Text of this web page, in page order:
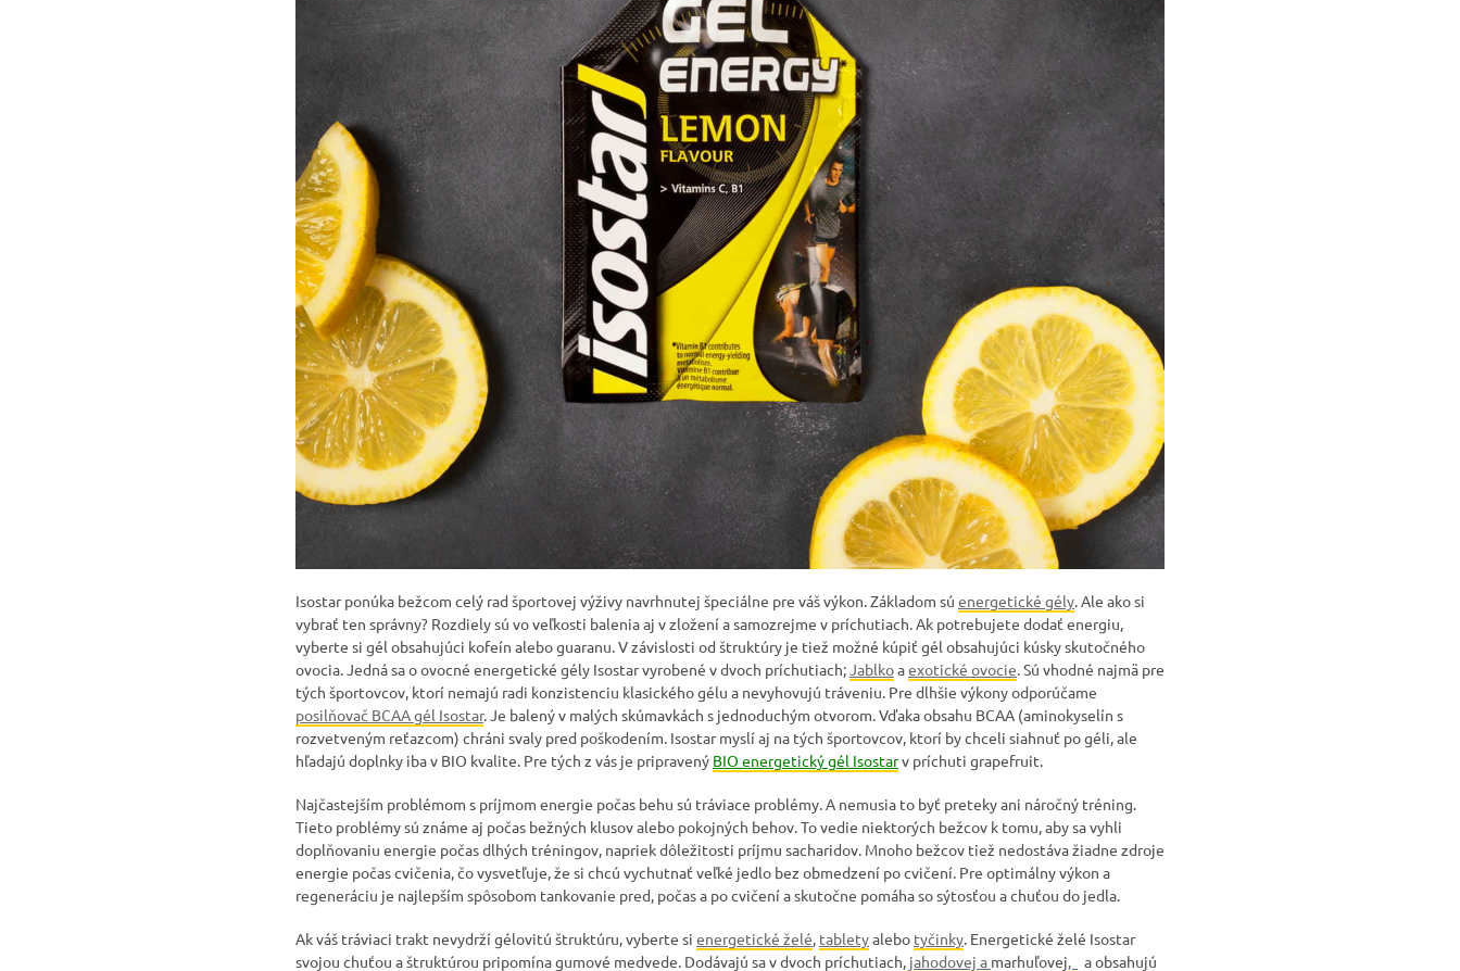
Isostar ponúka bežcom celý rad športovej výživy navrhnutej špeciálne pre váš výkon. Základom sú energetické gély . Ale ako si
vybrať ten správny? Rozdiely sú vo veľkosti balenia aj v zložení a samozrejme v príchutiach. Ak potrebujete dodať energiu,
vyberte si gél obsahujúci kofeín alebo guaranu. V závislosti od štruktúry je tiež možné kúpiť gél obsahujúci kúsky skutočného
ovocia. Jedná sa o ovocné energetické gély Isostar vyrobené v dvoch príchutiach; Jablkoaexotické ovocie . Sú vhodné najmä pre
tých športovcov, ktorí nemajú radi konzistenciu klasického gélu a nevyhovujú tráveniu. Pre dlhšie výkony odporúčame
posilňovač BCAA gél Isostar. Je balený v malých skúmavkách s jednoduchým otvorom. Vďaka obsahu BCAA (aminokyselín s
rozvetveným reťazcom) chráni svaly pred poškodením. Isostar myslí aj na tých športovcov, ktorí by chceli siahnuť po géli, ale
hľadajú doplnky iba v BIO kvalite. Pre tých z vás je pripravený BIO energetický gél Isostarv príchuti grapefruit.
Najčastejším problémom s príjmom energie počas behu sú tráviace problémy. A nemusia to byť preteky ani náročný tréning.
Tieto problémy sú známe aj počas bežných klusov alebo pokojných behov. To vedie niektorých bežcov k tomu, aby sa vyhli
doplňovaniu energie počas dlhých tréningov, napriek dôležitosti príjmu sacharidov. Mnoho bežcov tiež nedostáva žiadne zdroje
energie počas cvičenia, čo vysvetľuje, že si chcú vychutnať veľké jedlo bez obmedzení po cvičení. Pre optimálny výkon a
regeneráciu je najlepším spôsobom tankovanie pred, počas a po cvičení a skutočne pomáha so sýtosťou a chuťou do jedla.
Ak váš tráviaci trakt nevydrží gélovitú štruktúru, vyberte si energetické želé tabletyalebo tyčinky . Energetické želé Isostar
svojou chuťou a štruktúrou pripomína gumové medvede. Dodávajú sa v dvoch príchutiach, jahodovej a marhuľovej
a obsahujú